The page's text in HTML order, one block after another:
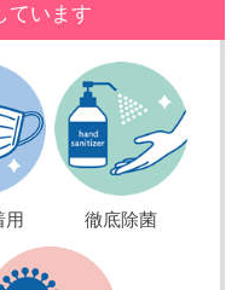
ています
用 徹底除菌